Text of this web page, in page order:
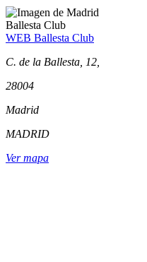
Ballesta Club
WEB Ballesta Club
C. de la Ballesta, 12,
28004
Madrid
MADRID
Ver mapa